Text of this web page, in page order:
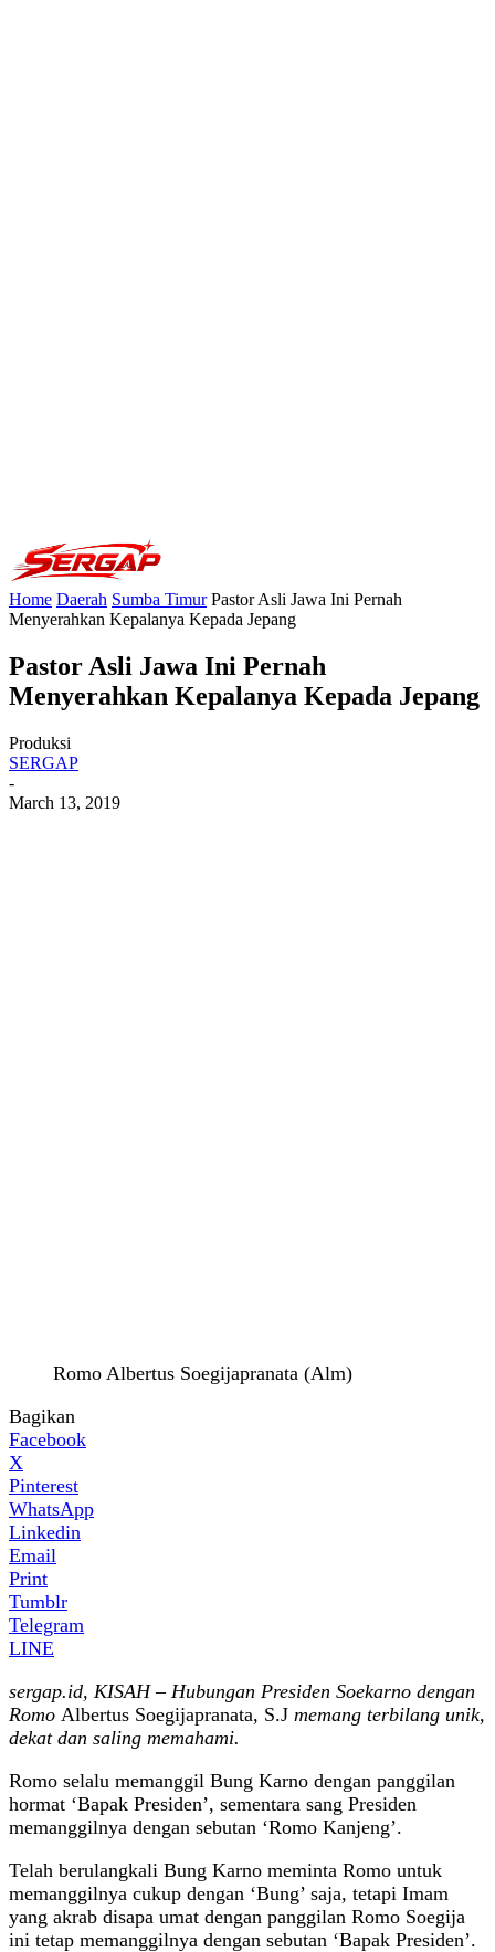
Home Daerah Sumba Timur Pastor Asli Jawa Ini Pernah
Menyerahkan Kepalanya Kepada Jepang
Pastor Asli Jawa Ini Pernah
Menyerahkan Kepalanya Kepada Jepang
Produksi
SERGAP
-
March 13, 2019
Romo Albertus Soegijapranata (Alm)
Bagikan
Facebook
X
Pinterest
WhatsApp
Linkedin
Email
Print
Tumblr
Telegram
LINE
sergap.id, KISAH – Hubungan Presiden Soekarno dengan
Romo Albertus Soegijapranata, S.J memang terbilang unik,
dekat dan saling memahami.
Romo selalu memanggil Bung Karno dengan panggilan
hormat ‘Bapak Presiden’, sementara sang Presiden
memanggilnya dengan sebutan ‘Romo Kanjeng’.
Telah berulangkali Bung Karno meminta Romo untuk
memanggilnya cukup dengan ‘Bung’ saja, tetapi Imam
yang akrab disapa umat dengan panggilan Romo Soegija
ini tetap memanggilnya dengan sebutan ‘Bapak Presiden’.